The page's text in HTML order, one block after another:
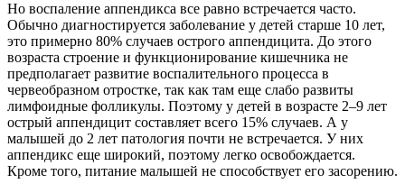
Но воспаление аппендикса все равно встречается часто.
Обычно диагностируется заболевание у детей старше 10 лет,
это примерно 80% случаев острого аппендицита. До этого
возраста строение и функционирование кишечника не
предполагает развитие воспалительного процесса в
червеобразном отростке, так как там еще слабо развиты
лимфоидные фолликулы. Поэтому у детей в возрасте 2–9 лет
острый аппендицит составляет всего 15% случаев. А у
малышей до 2 лет патология почти не встречается. У них
аппендикс еще широкий, поэтому легко освобождается.
Кроме того, питание малышей не способствует его засорению.